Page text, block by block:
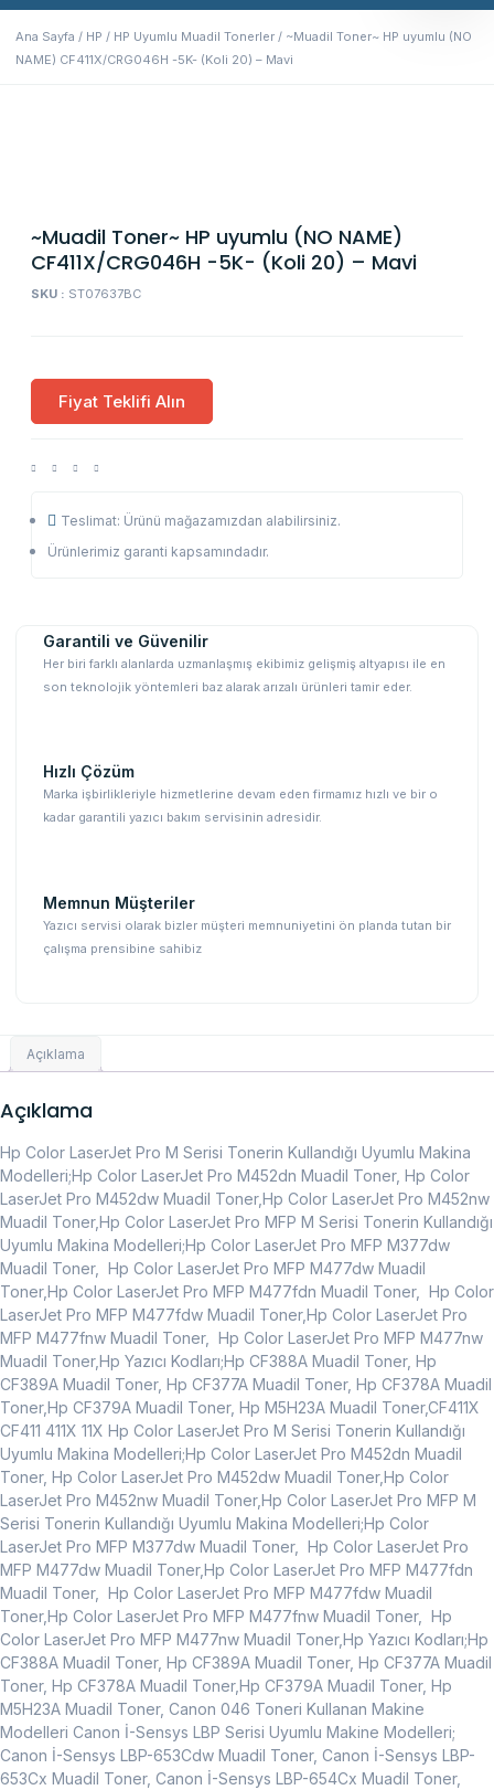
Ana Sayfa / HP / HP Uyumlu Muadil Tonerler / ~Muadil Toner~ HP uyumlu (NO
NAME) CF411X/CRG046H -5K- (Koli 20) – Mavi
~Muadil Toner~ HP uyumlu (NO NAME)
CF411X/CRG046H -5K- (Koli 20) – Mavi
SKU : ST07637BC
Fiyat Teklifi Alın
Teslimat: Ürünü mağazamızdan alabilirsiniz.
Ürünlerimiz garanti kapsamındadır.
Garantili ve Güvenilir
Her biri farklı alanlarda uzmanlaşmış ekibimiz gelişmiş altyapısı ile en
son teknolojik yöntemleri baz alarak arızalı ürünleri tamir eder.
Hızlı Çözüm
Marka işbirlikleriyle hizmetlerine devam eden firmamız hızlı ve bir o
kadar garantili yazıcı bakım servisinin adresidir.
Memnun Müşteriler
Yazıcı servisi olarak bizler müşteri memnuniyetini ön planda tutan bir
çalışma prensibine sahibiz
Açıklama
Açıklama
Hp Color LaserJet Pro M Serisi Tonerin Kullandığı Uyumlu Makina
Modelleri;Hp Color LaserJet Pro M452dn Muadil Toner, Hp Color
LaserJet Pro M452dw Muadil Toner,Hp Color LaserJet Pro M452nw
Muadil Toner,Hp Color LaserJet Pro MFP M Serisi Tonerin Kullandığı
Uyumlu Makina Modelleri;Hp Color LaserJet Pro MFP M377dw
Muadil Toner, Hp Color LaserJet Pro MFP M477dw Muadil
Toner,Hp Color LaserJet Pro MFP M477fdn Muadil Toner, Hp Color
LaserJet Pro MFP M477fdw Muadil Toner,Hp Color LaserJet Pro
MFP M477fnw Muadil Toner, Hp Color LaserJet Pro MFP M477nw
Muadil Toner,Hp Yazıcı Kodları;Hp CF388A Muadil Toner, Hp
CF389A Muadil Toner, Hp CF377A Muadil Toner, Hp CF378A Muadil
Toner,Hp CF379A Muadil Toner, Hp M5H23A Muadil Toner,CF411X
CF411 411X 11X Hp Color LaserJet Pro M Serisi Tonerin Kullandığı
Uyumlu Makina Modelleri;Hp Color LaserJet Pro M452dn Muadil
Toner, Hp Color LaserJet Pro M452dw Muadil Toner,Hp Color
LaserJet Pro M452nw Muadil Toner,Hp Color LaserJet Pro MFP M
Serisi Tonerin Kullandığı Uyumlu Makina Modelleri;Hp Color
LaserJet Pro MFP M377dw Muadil Toner, Hp Color LaserJet Pro
MFP M477dw Muadil Toner,Hp Color LaserJet Pro MFP M477fdn
Muadil Toner, Hp Color LaserJet Pro MFP M477fdw Muadil
Toner,Hp Color LaserJet Pro MFP M477fnw Muadil Toner, Hp
Color LaserJet Pro MFP M477nw Muadil Toner,Hp Yazıcı Kodları;Hp
CF388A Muadil Toner, Hp CF389A Muadil Toner, Hp CF377A Muadil
Toner, Hp CF378A Muadil Toner,Hp CF379A Muadil Toner, Hp
M5H23A Muadil Toner, Canon 046 Toneri Kullanan Makine
Modelleri Canon İ-Sensys LBP Serisi Uyumlu Makine Modelleri;
Canon İ-Sensys LBP-653Cdw Muadil Toner, Canon İ-Sensys LBP-
653Cx Muadil Toner, Canon İ-Sensys LBP-654Cx Muadil Toner,